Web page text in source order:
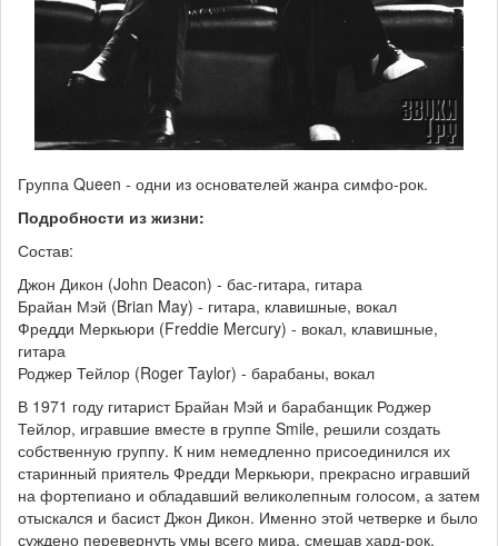
Группа Queen - одни из основателей жанра симфо-рок.
Подробности из жизни:
Состав:
Джон Дикон (John Deacon) - бас-гитара, гитара
Брайан Мэй (Brian May) - гитара, клавишные, вокал
Фредди Меркьюри (Freddie Mercury) - вокал, клавишные,
гитара
Роджер Тейлор (Roger Taylor) - барабаны, вокал
В 1971 году гитарист Брайан Мэй и барабанщик Роджер
Тейлор, игравшие вместе в группе Smile, решили создать
собственную группу. К ним немедленно присоединился их
старинный приятель Фредди Меркьюри, прекрасно игравший
на фортепиано и обладавший великолепным голосом, а затем
отыскался и басист Джон Дикон. Именно этой четверке и было
суждено перевернуть умы всего мира, смешав хард-рок,